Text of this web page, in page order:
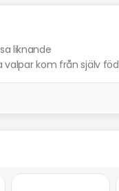
liknande
kom från själv